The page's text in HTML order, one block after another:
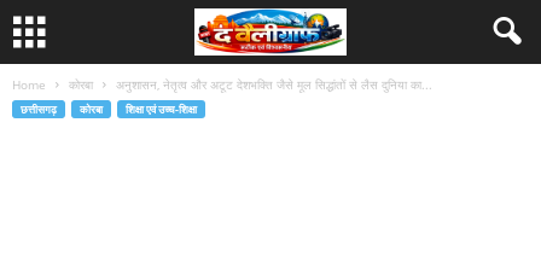
Home कोरबा अनुशासन, नेतृत्व और अटूट देशभक्ति जैसे मूल सिद्धांतों से लैस दुनिया का...
छत्तीसगढ़ कोरबा शिक्षा एवं उच्च-शिक्षा